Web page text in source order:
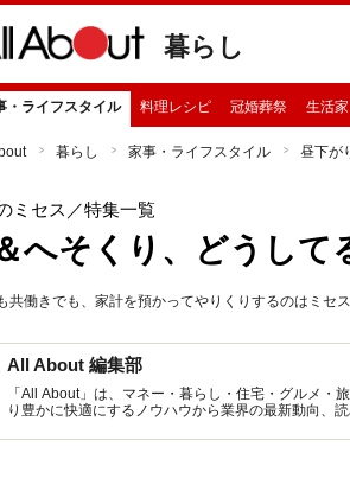
暮らし
・ライフスタイル 料理レシピ 冠婚葬祭 生活
暮らし 家事・ライフスタイル 昼下が
ミセス ／特集一覧
へそくり、どうして
共働きでも、家計を預かってやりくりするのはミ
All About 編集部
「All About」は、マネー・暮らし・住宅・グルメ・
り豊かに快適にするノウハウから業界の最新動向、